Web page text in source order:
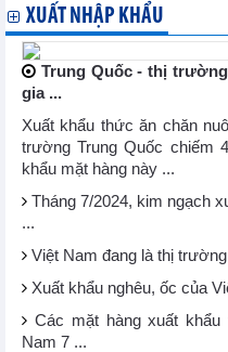
XUẤT NHẬP KHẨU
Trung Quốc - thị
gia ...
Xuất khẩu thức ăn chăn
trường Trung Quốc chiếm
khẩu mặt hàng này ...
Tháng 7/2024, kim ngạch
...
Việt Nam đang là thị
Xuất khẩu nghêu, ốc của
Các mặt hàng xuất
Nam 7 ...